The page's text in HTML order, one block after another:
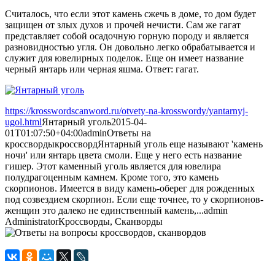
Считалось, что если этот камень сжечь в доме, то дом будет
защищен от злых духов и прочей нечисти. Сам же гагат
представляет собой осадочную горную породу и является
разновидностью угля. Он довольно легко обрабатывается и
служит для ювелирных поделок. Еще он имеет название
черный янтарь или черная яшма. Ответ: гагат.
https://krosswordscanword.ru/otvety-na-krosswordy/yantarnyj-
ugol.htmlЯнтарный уголь2015-04-
01T01:07:50+04:00adminОтветы на
кроссвордыкроссвордЯнтарный уголь еще называют 'камень
ночи' или янтарь цвета смоли. Еще у него есть название
гишер. Этот каменный уголь является для ювелира
полудрагоценным камнем. Кроме того, это камень
скорпионов. Имеется в виду камень-оберег для рожденных
под созвездием скорпион. Если еще точнее, то у скорпионов-
женщин это далеко не единственный камень,...admin
AdministratorКроссворды, Сканворды